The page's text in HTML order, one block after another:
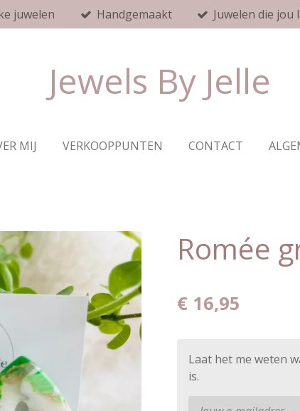
juwelen Handgemaakt Juwelen die jou
Jewels By Jelle
MIJ VERKOOPPUNTEN CONTACT
Romée
€ 16,95
Laat het me weten
is.